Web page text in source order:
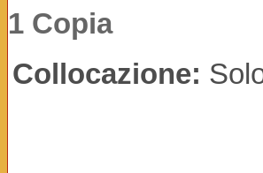
1 Copia
Collocazione: